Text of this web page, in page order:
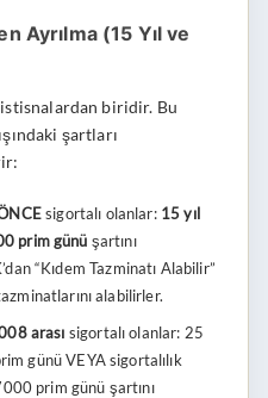
Ayrılma (15 Yıl ve
biridir. Bu
şartları
sigortalı olanlar: 15 yıl
prim günü şartını
“Kıdem Tazminatı Alabilir”
alabilirler.
arası sigortalı olanlar: 25
günü VEYA sigortalılık
prim günü şartını